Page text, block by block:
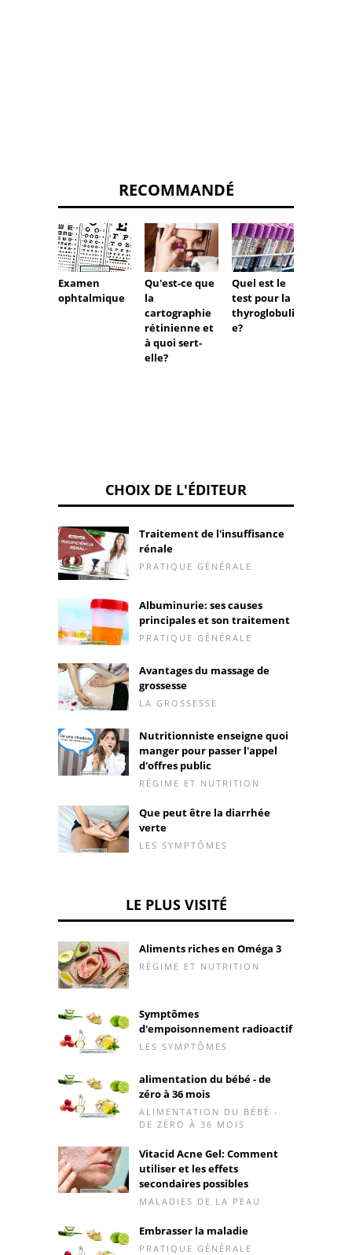
RECOMMANDÉ
Examen
ophtalmique
Qu'est-ce que
la
cartographie
rétinienne et
à quoi sert-
elle?
Quel est le
test pour la
thyroglobulin
e?
CHOIX DE L'ÉDITEUR
Traitement de l'insuffisance
rénale
PRATIQUE GÉNÉRALE
Albuminurie: ses causes
principales et son traitement
PRATIQUE GÉNÉRALE
Avantages du massage de
grossesse
LA GROSSESSE
Nutritionniste enseigne quoi
manger pour passer l'appel
d'offres public
RÉGIME ET NUTRITION
Que peut être la diarrhée
verte
LES SYMPTÔMES
LE PLUS VISITÉ
Aliments riches en Oméga 3
RÉGIME ET NUTRITION
Symptômes
d'empoisonnement radioactif
LES SYMPTÔMES
alimentation du bébé - de
zéro à 36 mois
ALIMENTATION DU BÉBÉ -
DE ZÉRO À 36 MOIS
Vitacid Acne Gel: Comment
utiliser et les effets
secondaires possibles
MALADIES DE LA PEAU
Embrasser la maladie
PRATIQUE GÉNÉRALE